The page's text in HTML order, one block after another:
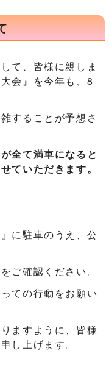
て、皆様に親しま
会』を今年も、8
することが予想さ
全て満車になると
ていただきます。
に駐車のうえ、公
ご確認ください。
ての行動をお願い
ますように、皆様
し上げます。